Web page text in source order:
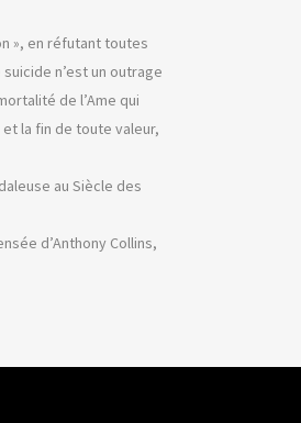
», en réfutant toutes
n’est un outrage
de l’Ame qui
la fin de toute valeur,
au Siècle des
d’Anthony Collins,